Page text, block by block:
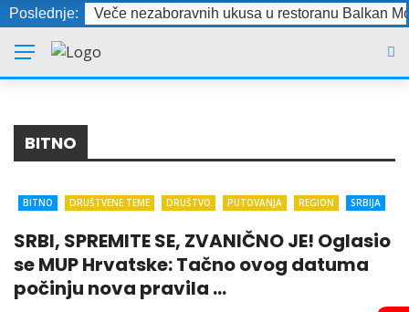
Poslednje: Veče nezaboravnih ukusa u restoranu Balkan
BITNO
BITNO DRUŠTVENE TEME DRUŠTVO PUTOVANJA REGION
SRBIJA
HRVATSKA
SRBI, SPREMITE SE, ZVANIČNO JE! Oglasio
se MUP Hrvatske: Tačno ovog datuma
počinju nova pravila ...